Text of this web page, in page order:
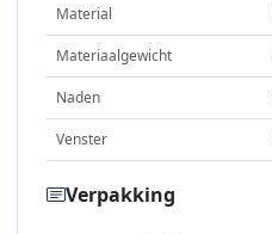
Material
Materiaalgewicht
Naden
Venster
Verpakking